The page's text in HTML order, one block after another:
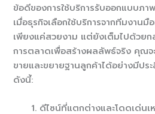
ข้อดีของการใช้บริการรับออกแบบภา
เมื่อธุรกิจเลือกใช้บริการจากทีมงานมื
เพียงแค่สวยงาม แต่ยังเต็มไปด้วย
การตลาดเพื่อสร้างผลลัพธ์จริง คุณ
ขายและขยายฐานลูกค้าได้อย่างมีป
ดังนี้:
ดีไซน์ที่แตกต่างและโดดเด่นเ